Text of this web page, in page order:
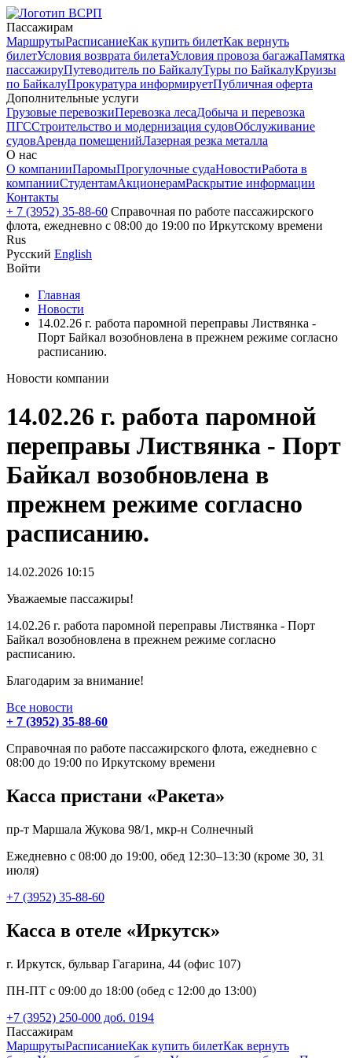
Пассажирам
МаршрутыРасписаниеКак купить билетКак вернуть
билетУсловия возврата билетаУсловия провоза багажаПамятка
пассажируПутеводитель по БайкалуТуры по БайкалуКруизы
по БайкалуПрокуратура информируетПубличная оферта
Дополнительные услуги
Грузовые перевозкиПеревозка лесаДобыча и перевозка
ПГССтроительство и модернизация судовОбслуживание
судовАренда помещенийЛазерная резка металла
О нас
О компанииПаромыПрогулочные судаНовостиРабота в
компанииСтудентамАкционерамРаскрытие информации
Контакты
+ 7 (3952) 35-88-60 Справочная по работе пассажирского
флота, ежедневно с 08:00 до 19:00 по Иркутскому времени
Rus
Русский English
Войти
Главная
Новости
14.02.26 г. работа паромной переправы Листвянка -
Порт Байкал возобновлена в прежнем режиме согласно
расписанию.
Новости компании
14.02.26 г. работа паромной
переправы Листвянка - Порт
Байкал возобновлена в
прежнем режиме согласно
расписанию.
14.02.2026 10:15
Уважаемые пассажиры!
14.02.26 г. работа паромной переправы Листвянка - Порт
Байкал возобновлена в прежнем режиме согласно
расписанию.
Благодарим за внимание!
Все новости
+ 7 (3952) 35-88-60
Справочная по работе пассажирского флота, ежедневно с
08:00 до 19:00 по Иркутскому времени
Касса пристани «Ракета»
пр-т Маршала Жукова 98/1, мкр-н Солнечный
Ежедневно с 08:00 до 19:00, обед 12:30–13:30 (кроме 30, 31
июля)
+7 (3952) 35-88-60
Касса в отеле «Иркутск»
г. Иркутск, бульвар Гагарина, 44 (офис 107)
ПН-ПТ с 09:00 до 18:00 (обед с 12:00 до 13:00)
+7 (3952) 250-000 доб. 0194
Пассажирам
МаршрутыРасписаниеКак купить билетКак вернуть